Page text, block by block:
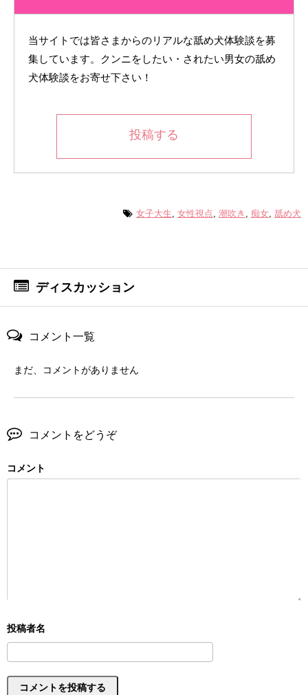
当サイトでは皆さまからのリアルな舐め犬体験談を募
集しています。クンニをしたい・されたい男女の舐め
犬体験談をお寄せ下さい！
投稿する
女子大生 女性視点 潮吹き 痴女 舐め犬
ディスカッション
コメント一覧
まだ、コメントがありません
コメントをどうぞ
コメント